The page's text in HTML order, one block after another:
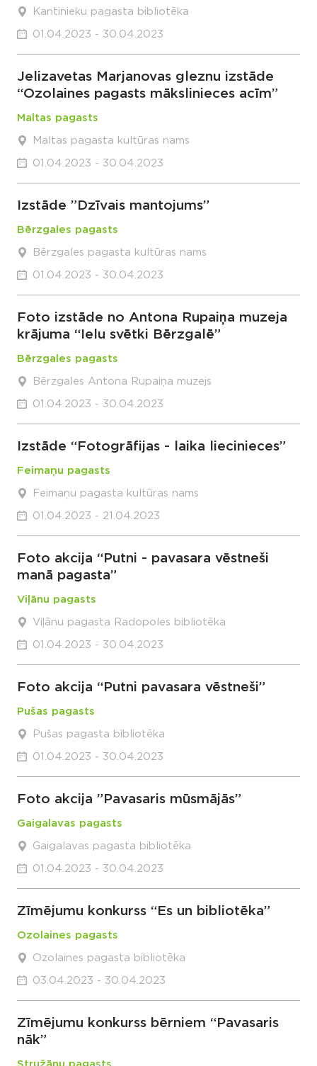
Kantinieku pagasta bibliotēka
01.04.2023 - 30.04.2023
Jelizavetas Marjanovas gleznu izstāde
“Ozolaines pagasts mākslinieces acīm”
Maltas pagasts
Maltas pagasta kultūras nams
01.04.2023 - 30.04.2023
Izstāde ”Dzīvais mantojums”
Bērzgales pagasts
Bērzgales pagasta kultūras nams
01.04.2023 - 30.04.2023
Foto izstāde no Antona Rupaiņa muzeja
krājuma “Ielu svētki Bērzgalē”
Bērzgales pagasts
Bērzgales Antona Rupaiņa muzejs
01.04.2023 - 30.04.2023
Izstāde “Fotogrāfijas - laika liecinieces”
Feimaņu pagasts
Feimaņu pagasta kultūras nams
01.04.2023 - 21.04.2023
Foto akcija “Putni - pavasara vēstneši
manā pagasta”
Viļānu pagasts
Viļānu pagasta Radopoles bibliotēka
01.04.2023 - 30.04.2023
Foto akcija “Putni pavasara vēstneši”
Pušas pagasts
Pušas pagasta bibliotēka
01.04.2023 - 30.04.2023
Foto akcija ”Pavasaris mūsmājās”
Gaigalavas pagasts
Gaigalavas pagasta bibliotēka
01.04.2023 - 30.04.2023
Zīmējumu konkurss “Es un bibliotēka”
Ozolaines pagasts
Ozolaines pagasta bibliotēka
03.04.2023 - 30.04.2023
Zīmējumu konkurss bērniem “Pavasaris
nāk”